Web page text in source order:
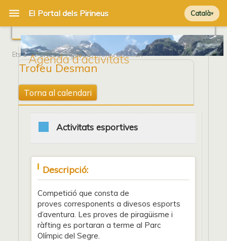
Català
Agenda d'activitats
Ets a Portada/Agenda/ Trofeu Desman
Trofeu Desman
Torna al calendari
Activitats esportives
Descripció:
Competició que consta de
proves corresponents a divesos esports
d’aventura. Les proves de piragüisme i
ràfting es portaran a terme al Parc
Olímpic del Segre.